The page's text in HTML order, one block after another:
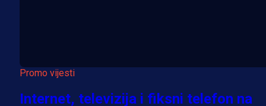
Promo vijesti
Internet, televizija i fiksni telefon na